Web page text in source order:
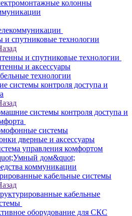
колонны
и спутниковые технологии
и спутниковые технологии
и аксессуары
технологии
системы контроля доступа и
системы контроля доступа и
системы
дверные и аксессуары
управления комфортом
дом&quot;
коммуникации
кабельные системы
кабельные
оборудование для СКС